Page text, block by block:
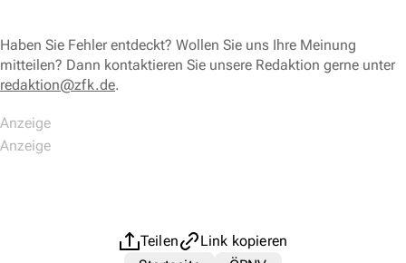
Haben Sie Fehler entdeckt? Wollen Sie uns Ihre Meinung
mitteilen? Dann kontaktieren Sie unsere Redaktion gerne unter
redaktion@zfk.de.
Teilen
Link kopieren